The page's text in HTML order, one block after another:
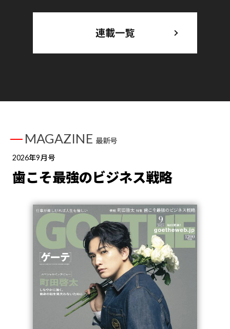
連載一覧
MAGAZINE 最新号
2026年9月号
歯こそ最強のビジネス戦略